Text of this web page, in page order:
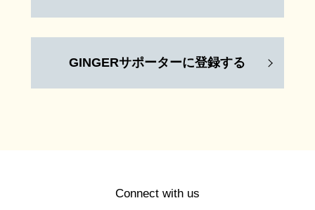
GINGERサポーターに登録する
Connect with us